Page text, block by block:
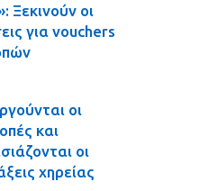
Ξεκινούν οι
για vouchers
οι
και
οι
χηρείας